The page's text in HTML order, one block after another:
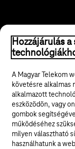
© 2026 Magyar
ÁSZF
Adatvédelem
Felhívások
Hozzájárulás
A Magyar Telekom
követésre alkalmas
alkalmazott
eszközödön, vagy
gombok
működéséhez
milyen választható
használhatunk a